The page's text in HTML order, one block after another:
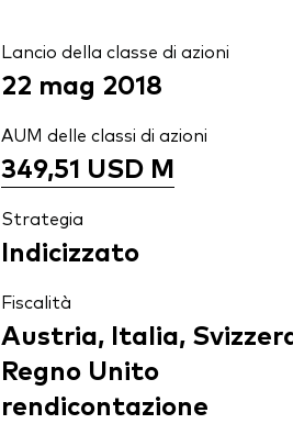
Lancio della classe di azioni
22 mag 2018
AUM delle classi di azioni
349,51 USD M
Strategia
Indicizzato
Fiscalità
Austria, Italia,
Regno Unito
rendicontazione